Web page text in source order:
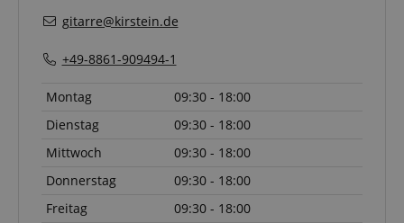
gitarre@kirstein.de
+49-8861-909494-1
Montag
09:30 - 18:00
Dienstag
09:30 - 18:00
Mittwoch
09:30 - 18:00
Donnerstag
09:30 - 18:00
Freitag
09:30 - 18:00